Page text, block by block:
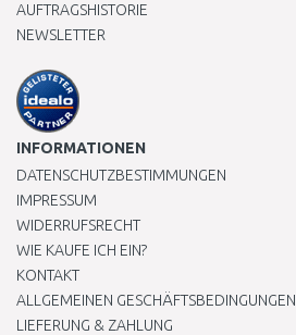
AUFTRAGSHISTORIE
NEWSLETTER
INFORMATIONEN
DATENSCHUTZBESTIMMUNGEN
IMPRESSUM
WIDERRUFSRECHT
WIE KAUFE ICH EIN?
KONTAKT
ALLGEMEINEN GESCHÄFTSBEDINGUNGEN
LIEFERUNG & ZAHLUNG